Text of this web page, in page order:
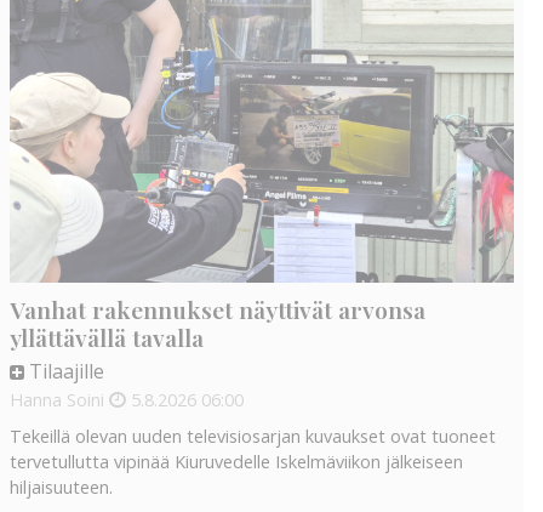
Vanhat rakennukset näyttivät arvonsa
yllättävällä tavalla
Tilaajille
Hanna Soini 5.8.2026 06:00
Tekeillä olevan uuden televisiosarjan kuvaukset ovat tuoneet
tervetullutta vipinää Kiuruvedelle Iskelmäviikon jälkeiseen
hiljaisuuteen.